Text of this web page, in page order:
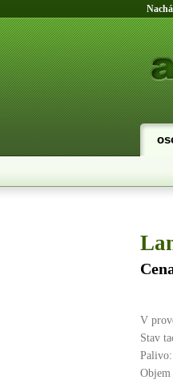
V
Stav
Palivo: